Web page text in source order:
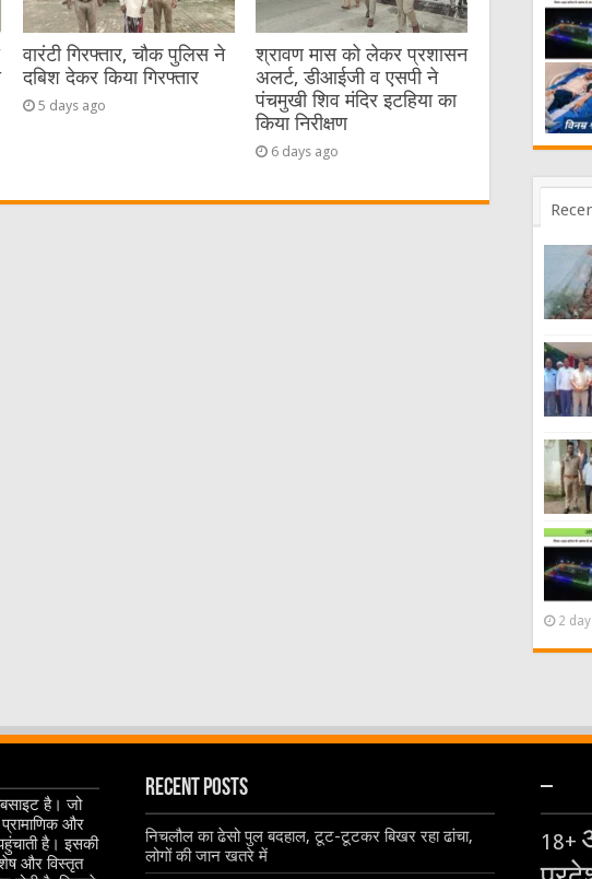
वारंटी गिरफ्तार, चौक पुलिस ने
दबिश देकर किया गिरफ्तार
5 days ago
श्रावण मास को लेकर प्रशासन
अलर्ट, डीआईजी व एसपी ने
पंचमुखी शिव मंदिर इटहिया का
किया निरीक्षण
6 days ago
2
है। जो
और
है। इसकी
और विस्तृत
Recent Posts
निचलौल का ढेसो पुल बदहाल, टूट-टूटकर बिखर रहा ढांचा,
लोगों की जान खतरे में
–
18+